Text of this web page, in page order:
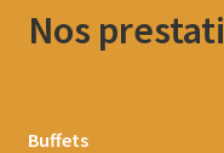
Nos
Buffets